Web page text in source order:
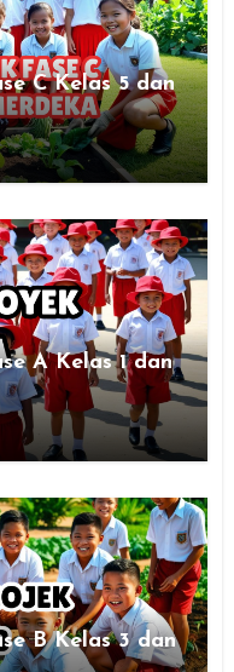
C Kelas 5 dan
A Kelas 1 dan
B Kelas 3 dan